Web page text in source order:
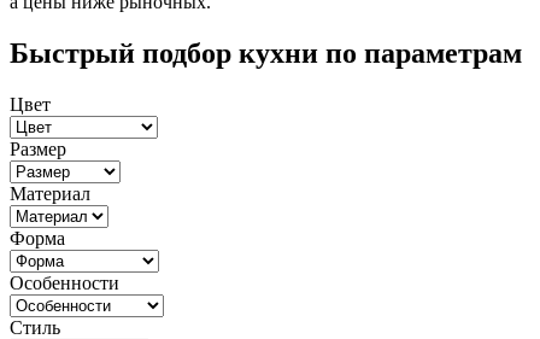
Быстрый подбор кухни по параметрам
Цвет
Размер
Материал
Форма
Особенности
Стиль